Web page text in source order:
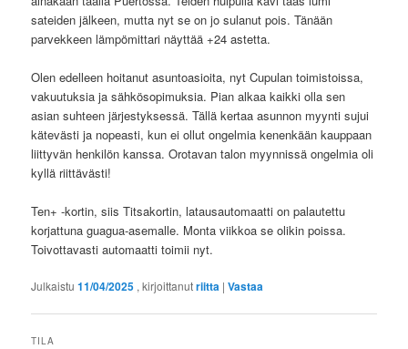
sateiden jälkeen, mutta nyt se on jo sulanut pois. Tänään
parvekkeen lämpömittari näyttää +24 astetta.
Olen edelleen hoitanut asuntoasioita, nyt Cupulan toimistoissa,
vakuutuksia ja sähkösopimuksia. Pian alkaa kaikki olla sen
asian suhteen järjestyksessä. Tällä kertaa asunnon myynti sujui
kätevästi ja nopeasti, kun ei ollut ongelmia kenenkään kauppaan
liittyvän henkilön kanssa. Orotavan talon myynnissä ongelmia oli
kyllä riittävästi!
Ten+ -kortin, siis Titsakortin, latausautomaatti on palautettu
korjattuna guagua-asemalle. Monta viikkoa se olikin poissa.
Toivottavasti automaatti toimii nyt.
Julkaistu11/04/2025 , kirjoittanutriitta |Vastaa
TILA